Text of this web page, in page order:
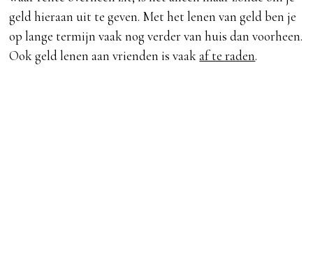
geld hieraan uit te geven. Met het lenen van geld ben je
op lange termijn vaak nog verder van huis dan voorheen.
Ook geld lenen aan vrienden is vaakaf te raden.